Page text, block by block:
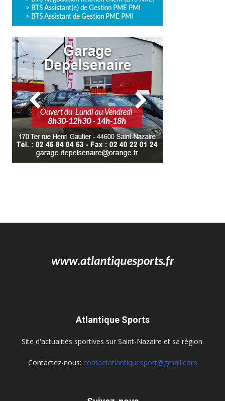
Atlantique Sports
Site d'actualités sportives sur Saint-Nazaire et sa région.
Contactez-nous: contactatlantiquesport@gmail.com